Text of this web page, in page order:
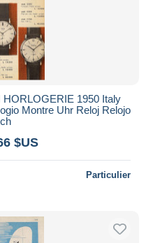
1950 Italy
Montre Uhr Reloj Relojo
$US
Particulier